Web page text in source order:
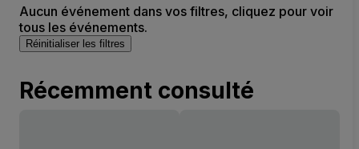
Aucun événement dans vos filtres, cliquez pour voir
tous les événements.
Réinitialiser les filtres
Récemment consulté